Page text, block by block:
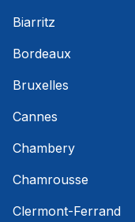
Biarritz
Bordeaux
Bruxelles
Cannes
Chambery
Chamrousse
Clermont-Ferrand